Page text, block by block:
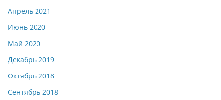
Апрель 2021
Июнь 2020
Май 2020
Декабрь 2019
Октябрь 2018
Сентябрь 2018